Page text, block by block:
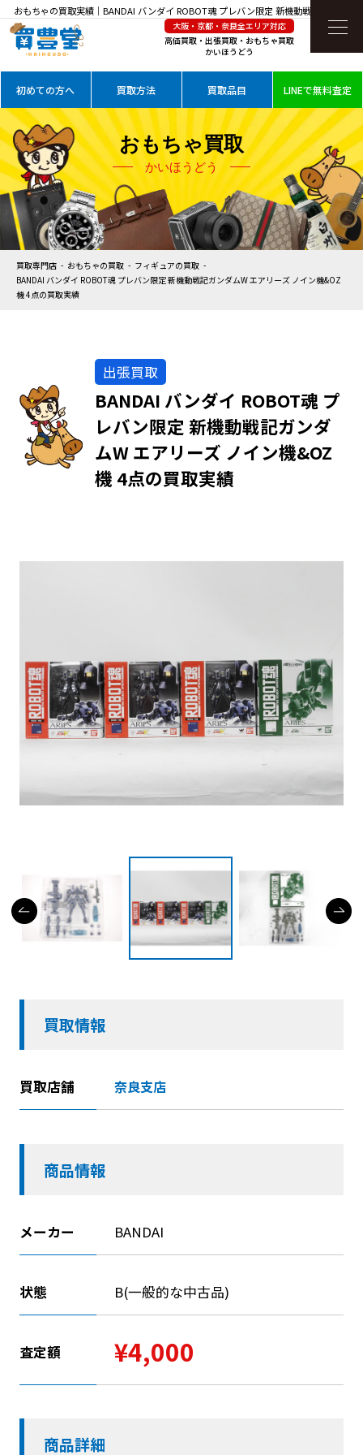
おもちゃの買取実績｜BANDAI バンダイ ROBOT魂 プレバン限定 新機動戦記ガンダム
W エアリーズ ノイン機&OZ機 4点を高価買取大阪・京都・奈良全エリア対応
高価買取・出張買取・おもちゃ買取
かいほうどう
初めての方へ 買取方法 買取品目 LINEで無料査定
おもちゃ買取
かいほうどう
買取専門店 おもちゃの買取
フィギュアの買取
BANDAI バンダイ ROBOT魂 プレバン限定 新機動戦記ガンダムW エアリーズ ノイン機&OZ
機 4点の買取実績
出張買取
BANDAI バンダイ ROBOT魂 プ
レバン限定 新機動戦記ガンダ
ムW エアリーズ ノイン機&OZ
機 4点の買取実績
買取情報
買取店舗 奈良支店
商品情報
メーカー BANDAI
状態 B(一般的な中古品)
査定額 ¥4,000
商品詳細